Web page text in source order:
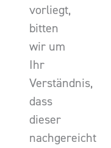
vorliegt,
bitten
wir um
Ihr
Verständnis,
dass
dieser
nachgereicht